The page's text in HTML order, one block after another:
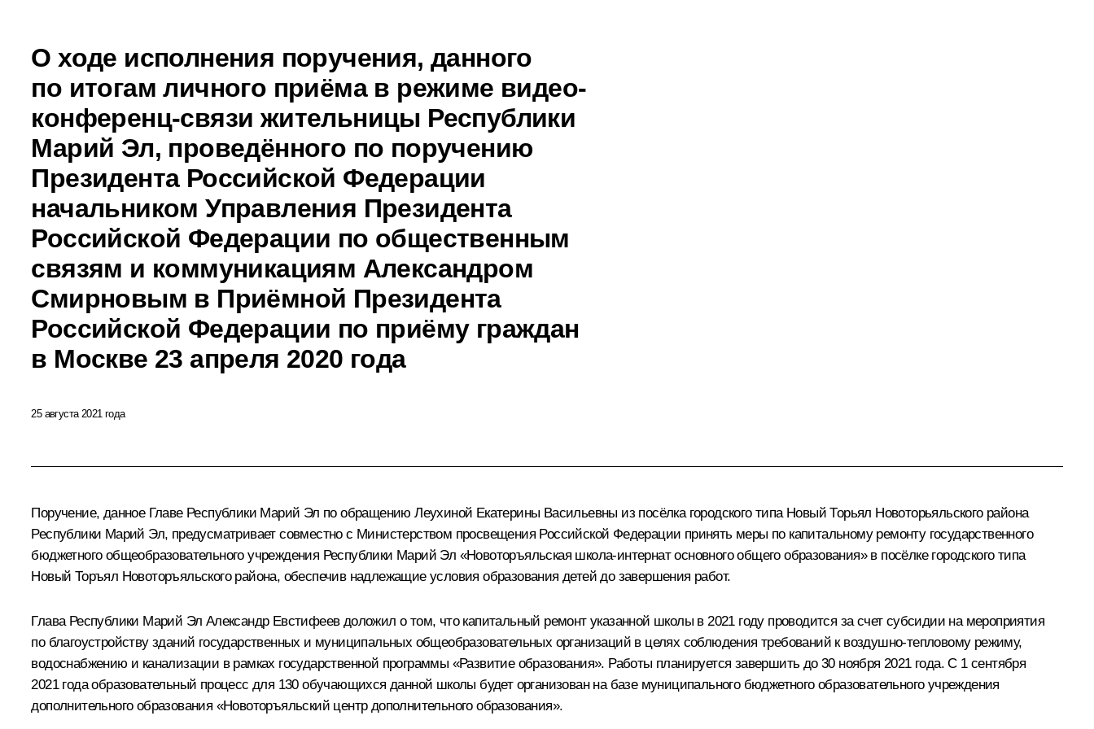
О ходе исполнения поручения, данного
по итогам личного приёма в режиме видео-
конференц-связи жительницы Республики
Марий Эл, проведённого по поручению
Президента Российской Федерации
начальником Управления Президента
Российской Федерации по общественным
связям и коммуникациям Александром
Смирновым в Приёмной Президента
Российской Федерации по приёму граждан
в Москве 23 апреля 2020 года
25 августа 2021 года
Поручение, данное Главе Республики Марий Эл по обращению Леухиной Екатерины Васильевны из посёлка городского типа Новый Торьял Новоторьяльского района
Республики Марий Эл, предусматривает совместно с Министерством просвещения Российской Федерации принять меры по капитальному ремонту государственного
бюджетного общеобразовательного учреждения Республики Марий Эл «Новоторъяльская школа-интернат основного общего образования» в посёлке городского типа
Новый Торъял Новоторъяльского района, обеспечив надлежащие условия образования детей до завершения работ.
Глава Республики Марий Эл Александр Евстифеев доложил о том, что капитальный ремонт указанной школы в 2021 году проводится за счет субсидии на мероприятия
по благоустройству зданий государственных и муниципальных общеобразовательных организаций в целях соблюдения требований к воздушно-тепловому режиму,
водоснабжению и канализации в рамках государственной программы «Развитие образования». Работы планируется завершить до 30 ноября 2021 года. С 1 сентября
2021 года образовательный процесс для 130 обучающихся данной школы будет организован на базе муниципального бюджетного образовательного учреждения
дополнительного образования «Новоторъяльский центр дополнительного образования».